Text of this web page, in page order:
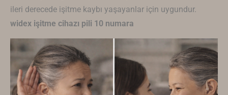
ileri derecede işitme kaybı yaşayanlar için uygundur.
widex işitme cihazı pili 10 numara